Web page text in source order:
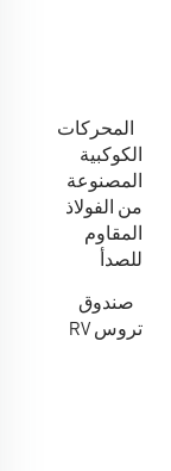
المحركات
الكوكبية
المصنوعة
من الفولاذ
المقاوم
للصدأ
صندوق
تروس RV